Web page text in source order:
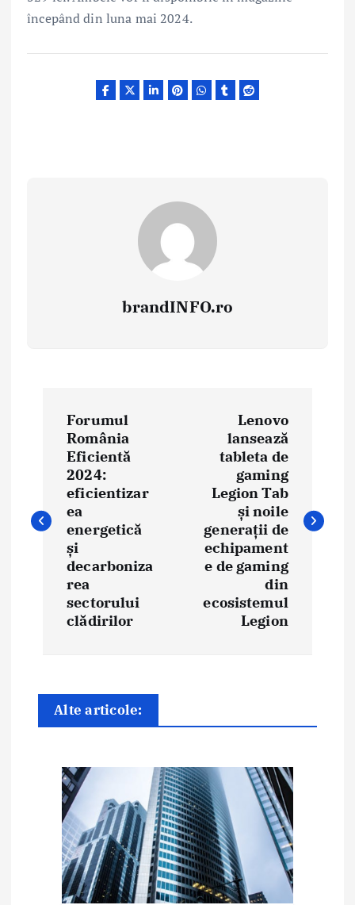
începând din luna mai 2024.
brandINFO.ro
g
n
a
Forumul
România
Eficientă
2024:
eficientizar
ea
energetică
și
decarboniza
rea
sectorului
clădirilor
Lenovo
lansează
tableta de
gaming
Legion Tab
și noile
generații de
echipament
e de gaming
din
ecosistemul
Legion
Alte articole: